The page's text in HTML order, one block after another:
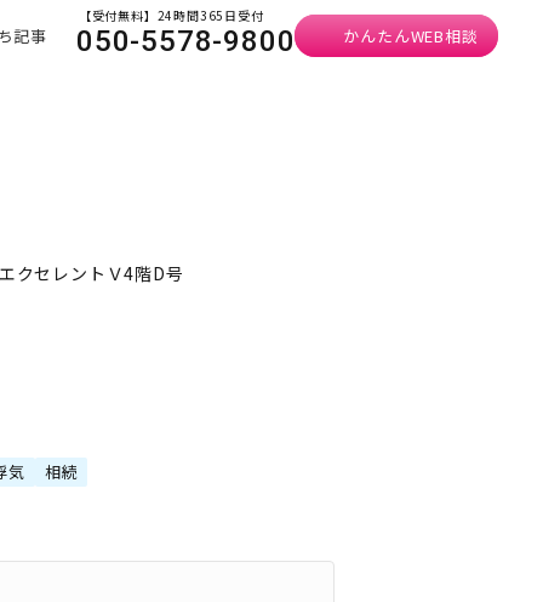
記事
【受付無料】24時間365日受付
050-5578-9800 かんたんWEB相談
クセレントＶ4階D号
気 相続